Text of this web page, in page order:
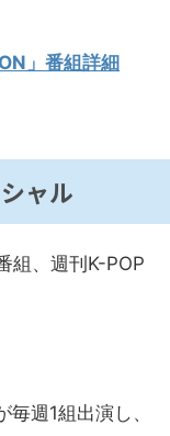
」番組詳細
ャル
組、週刊K-POP
週1組出演し、